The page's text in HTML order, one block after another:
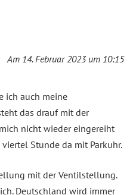
Am 14. Februar 2023 um 10:15
ich auch meine
das drauf mit der
nicht wieder eingereiht
Stunde da mit Parkuhr.
mit der Ventilstellung.
Deutschland wird immer